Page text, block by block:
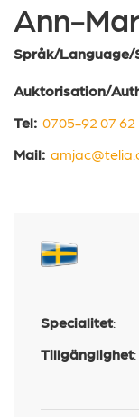
Ann-
Språk/Language/
Auktorisation/
Tel: 0705-92 07 62
Mail:
Specialitet:
Tillgänglighet: